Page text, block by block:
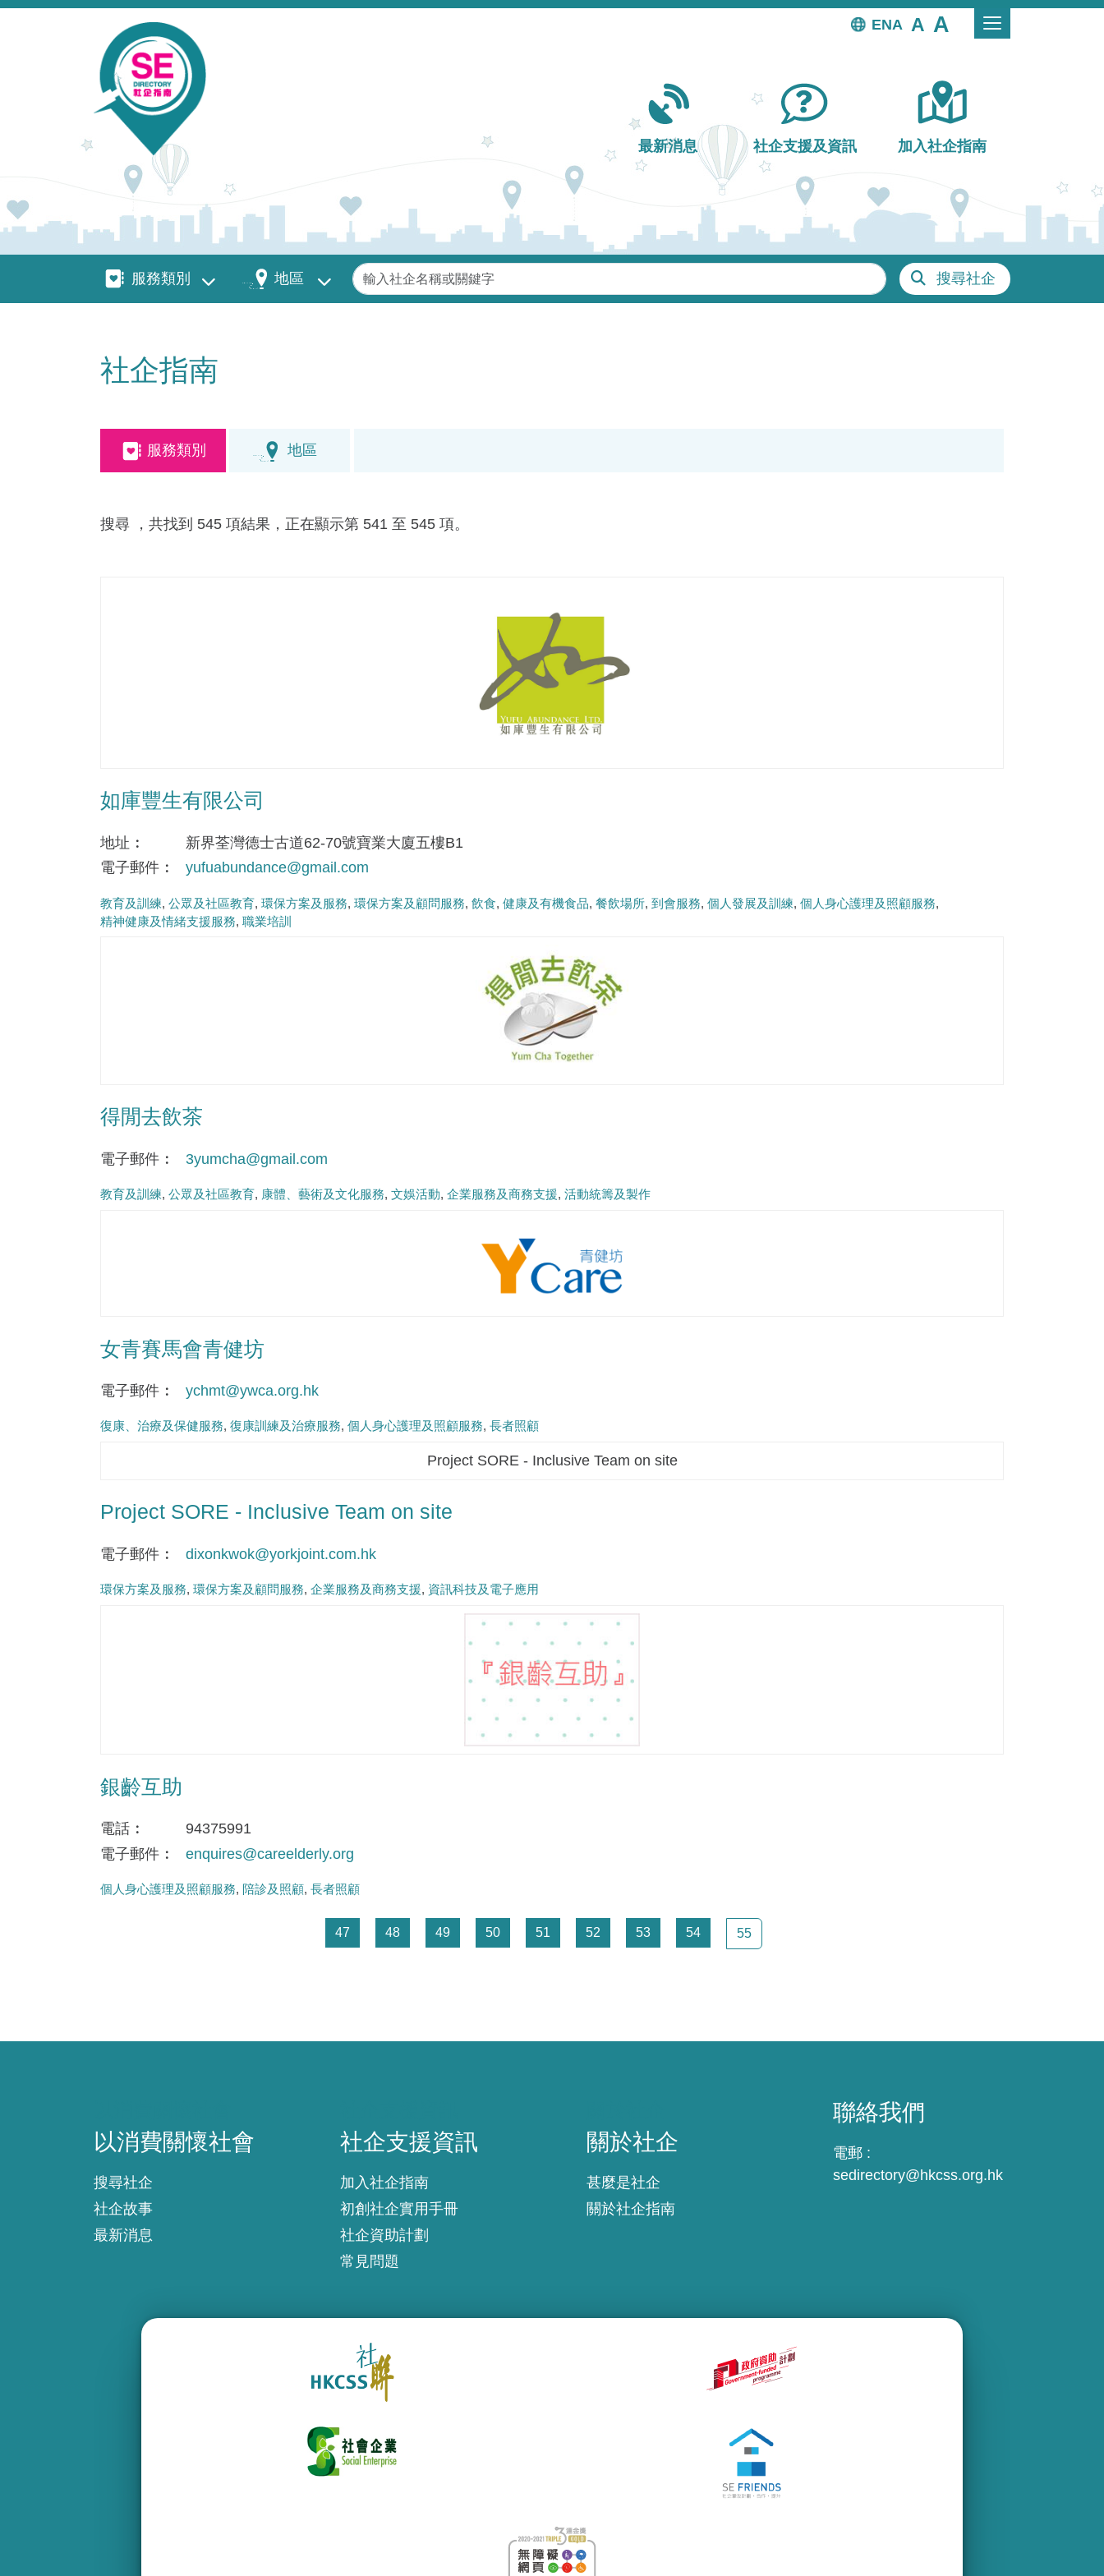
移至主內容
EN
Main navigation
最新消息 社企支援及資訊 加入社企指南
服務類別服務類別 地區 地區 關鍵字 搜尋社企
社企指南
服務類別 地區
搜尋 ，共找到 545 項結果，正在顯示第 541 至 545 項。
如庫豐生有限公司
地址
新界荃灣德士古道62-70號寶業大廈五樓B1
電子郵件
yufuabundance@gmail.com
教育及訓練 公眾及社區教育 環保方案及服務 環保方案及顧問服務 飲食 健康及有機食品 餐飲場所 到會服務 個人發展及訓練 個人身心護理及照顧服務
精神健康及情緒支援服務 職業培訓
得閒去飲茶
電子郵件 3yumcha@gmail.com
教育及訓練 公眾及社區教育 康體、藝術及文化服務 文娛活動 企業服務及商務支援 活動統籌及製作
女青賽馬會青健坊
電子郵件 ychmt@ywca.org.hk
復康、治療及保健服務 復康訓練及治療服務 個人身心護理及照顧服務 長者照顧
Project SORE - Inclusive Team on site
Project SORE - Inclusive Team on site
電子郵件 dixonkwok@yorkjoint.com.hk
環保方案及服務 環保方案及顧問服務 企業服務及商務支援 資訊科技及電子應用
銀齡互助
電話
94375991
電子郵件
enquires@careelderly.org
個人身心護理及照顧服務 陪診及照顧 長者照顧
頁面
47 頁面
48 頁面
49 頁面
50 頁面
51 頁面
52 頁面
53 頁面
54 頁面
55
以消費關懷社會
搜尋社企
社企故事
最新消息
社企支援資訊
加入社企指南
初創社企實用手冊
社企資助計劃
常見問題
關於社企
甚麼是社企
關於社企指南
聯絡我們
電郵 :
sedirectory@hkcss.org.hk